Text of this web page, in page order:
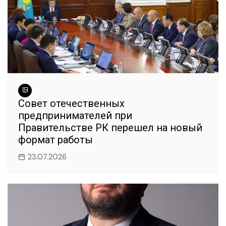
Совет отечественных
предпринимателей при
Правительстве РК перешел на новый
формат работы
23.07.2026